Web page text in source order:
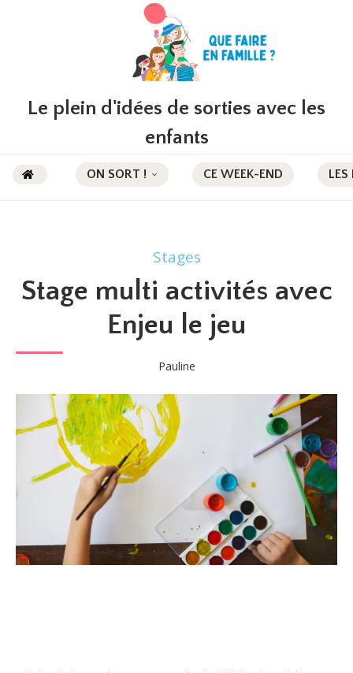
Le plein d'idées de sorties avec les
enfants
ON SORT ! CE WEEK-END LES
Stages
Stage multi activités avec
Enjeu le jeu
Pauline